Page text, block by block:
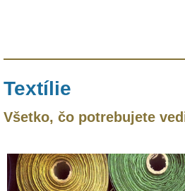
Textílie
Všetko, čo potrebujete